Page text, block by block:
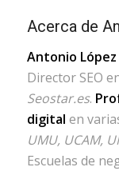
Acerca de
Antonio López
Director SEO
Seostar.es.
digital en
UMU, UCAM,
Escuelas de